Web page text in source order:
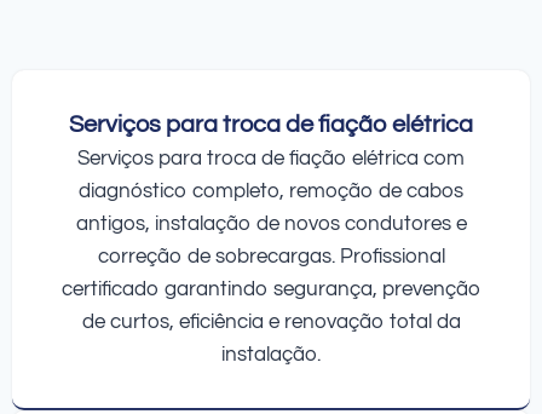
Serviços para troca de fiação elétrica
Serviços para troca de fiação elétrica com
diagnóstico completo, remoção de cabos
antigos, instalação de novos condutores e
correção de sobrecargas. Profissional
certificado garantindo segurança, prevenção
de curtos, eficiência e renovação total da
instalação.